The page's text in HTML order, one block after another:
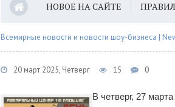
НОВОЕ НА САЙТЕ
Всемирные новости и новости шоу-бизнеса |
20 март 2025, Четверг 15 0
В четверг, 27